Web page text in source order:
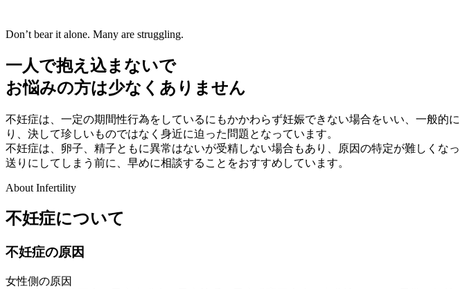
Don’t bear it alone. Many are struggling.
一人で抱え込まないで
お悩みの方は少なくありません
不妊症は、一定の期間性行為をしているにもかかわらず妊娠できない場合をいい、一般
り、決して珍しいものではなく身近に迫った問題となっています。
不妊症は、卵子、精子ともに異常はないが受精しない場合もあり、原因の特定が難しく
送りにしてしまう前に、早めに相談することをおすすめしています。
About Infertility
不妊症について
不妊症の原因
女性側の原因